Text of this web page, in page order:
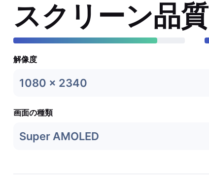
スクリーン品質
解像度
1080 x 2340
画面の種類
Super AMOLED